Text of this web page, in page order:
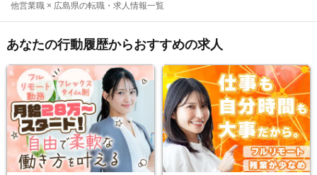
他営業職 × 広島県の転職・求人情報一覧
あなたの行動履歴からおすすめの求人